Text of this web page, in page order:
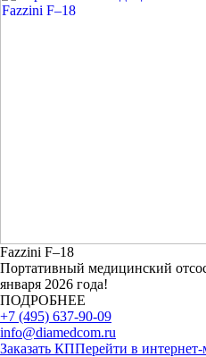
Fazzini F–18
Портативный медицинский
января 2026 года!
ПОДРОБНЕЕ
+7 (495) 637-90-09
info@diamedcom.ru
Заказать КППерейти в интернет-